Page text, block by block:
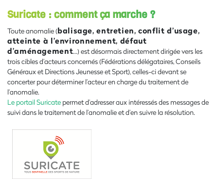
Suricate : comment ça marche ?
Toute anomalie (balisage, entretien, conflit d’usage,
atteinte à l’environnement, défaut
d’aménagement…) est désormais directement dirigée vers les
trois cibles d’acteurs concernés (Fédérations délégataires, Conseils
Généraux et Directions Jeunesse et Sport), celles-ci devant se
concerter pour déterminer l’acteur en charge du traitement de
l’anomalie.
Le portail Suricate permet d’adresser aux intéressés des messages de
suivi dans le traitement de l’anomalie et d’en suivre la résolution.